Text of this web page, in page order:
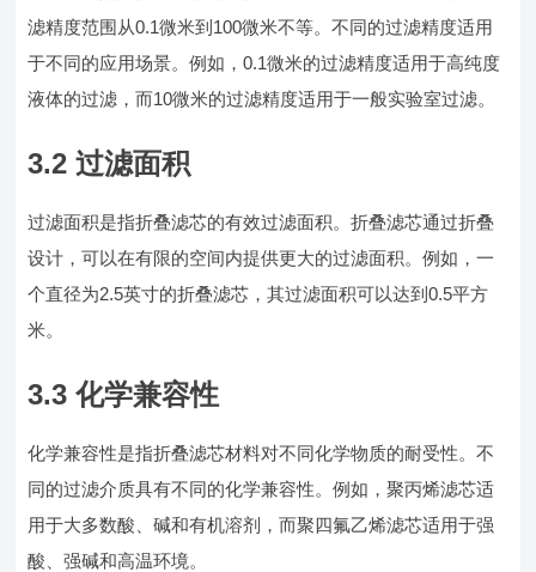
滤精度范围从0.1微米到100微米不等。不同的过滤精度适用
于不同的应用场景。例如，0.1微米的过滤精度适用于高纯度
液体的过滤，而10微米的过滤精度适用于一般实验室过滤。
3.2 过滤面积
过滤面积是指折叠滤芯的有效过滤面积。折叠滤芯通过折叠
设计，可以在有限的空间内提供更大的过滤面积。例如，一
个直径为2.5英寸的折叠滤芯，其过滤面积可以达到0.5平方
米。
3.3 化学兼容性
化学兼容性是指折叠滤芯材料对不同化学物质的耐受性。不
同的过滤介质具有不同的化学兼容性。例如，聚丙烯滤芯适
用于大多数酸、碱和有机溶剂，而聚四氟乙烯滤芯适用于强
酸、强碱和高温环境。